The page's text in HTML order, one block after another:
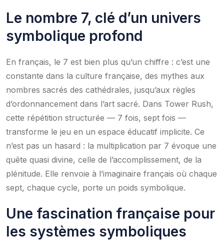
Le nombre 7, clé d’un univers
symbolique profond
En français, le 7 est bien plus qu’un chiffre : c’est une
constante dans la culture française, des mythes aux
nombres sacrés des cathédrales, jusqu’aux règles
d’ordonnancement dans l’art sacré. Dans Tower Rush,
cette répétition structurée — 7 fois, sept fois —
transforme le jeu en un espace éducatif implicite. Ce
n’est pas un hasard : la multiplication par 7 évoque une
quête quasi divine, celle de l’accomplissement, de la
plénitude. Elle renvoie à l’imaginaire français où chaque
sept, chaque cycle, porte un poids symbolique.
Une fascination française pour
les systèmes symboliques